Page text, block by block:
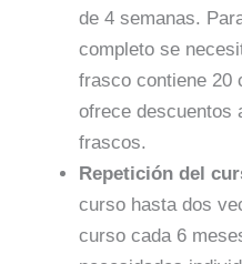
de 4 semanas.
completo se
frasco contiene 20
ofrece descuentos
frascos.
Repetición del
curso hasta dos
curso cada 6